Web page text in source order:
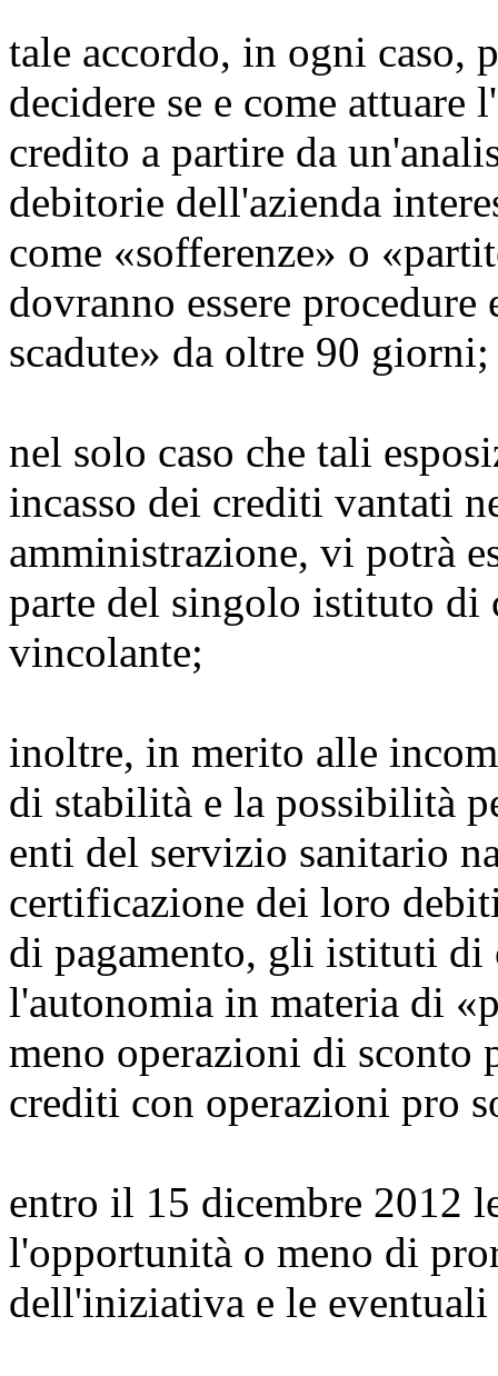
tale accordo, in ogni caso,
decidere se e come
credito a partire da
debitorie dell'azienda
come «sofferenze» o
dovranno essere
scadute» da oltre 90 giorni;
nel solo caso che tali
incasso dei crediti vantati
amministrazione, vi potrà
parte del singolo istituto di
vincolante;
inoltre, in merito alle
di stabilità e la possibilità
enti del servizio sanitario
certificazione dei loro
di pagamento, gli istituti di
l'autonomia in materia di
meno operazioni di
crediti con operazioni pro
entro il 15 dicembre 2012
l'opportunità o meno di
dell'iniziativa e le